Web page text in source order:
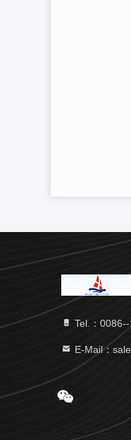
Tel.：
E-Mail：